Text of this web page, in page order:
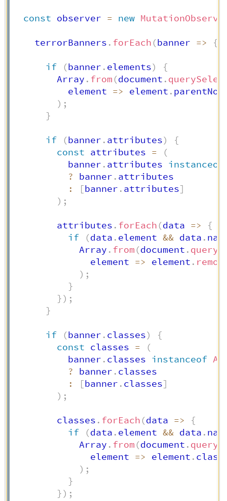
const observer = new
    terrorBanners
. forEach (banner => {
if (banner . elements)
{
        Array
. from (document .
element => element .
) ;
}
if (banner . attributes)
{
const attributes =
(
          banner
. attributes instanceof
? banner . attributes
:
[banner . attributes]
) ;
        attributes
. forEach (data =>
{
if
(data . element && data .
            Array
. from (document .
element => element .
) ;
}
}) ;
}
if (banner . classes)
{
const classes =
(
          banner
. classes instanceof
? banner . classes
:
[banner . classes]
) ;
        classes
. forEach (data =>
{
if
(data . element && data .
            Array
. from (document .
element => element .
) ;
}
}) ;